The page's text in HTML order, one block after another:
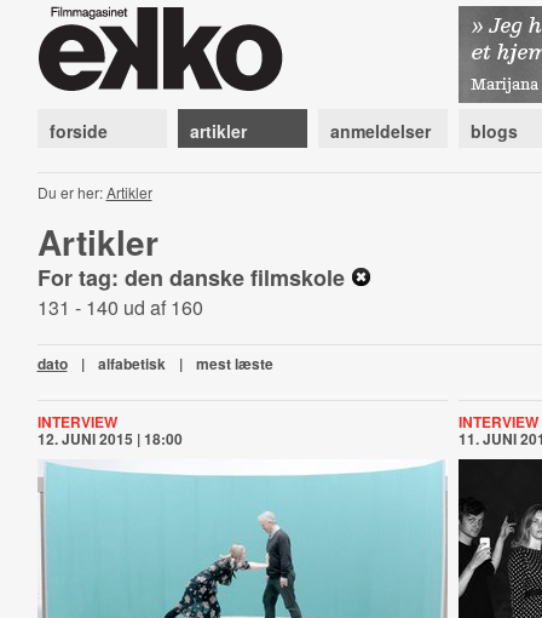
forside artikler anmeldelser blogs
Du er her:Artikler
Artikler
For tag: den danske filmskole
131 - 140 ud af 160
dato | alfabetisk | mest læste
INTERVIEW
12. JUNI 2015 | 18:00
INTERVIEW
11. JUNI